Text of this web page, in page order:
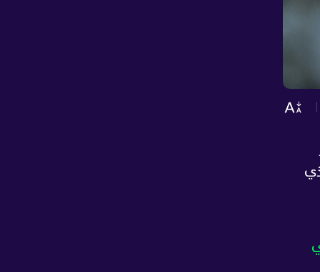
حساس من الموسم الحالي 2025-2026، الذي